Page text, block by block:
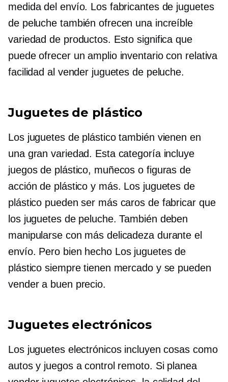
medida del envío. Los fabricantes de juguetes
de peluche también ofrecen una increíble
variedad de productos. Esto significa que
puede ofrecer un amplio inventario con relativa
facilidad al vender juguetes de peluche.
Juguetes de plástico
Los juguetes de plástico también vienen en
una gran variedad. Esta categoría incluye
juegos de plástico, muñecos o figuras de
acción de plástico y más. Los juguetes de
plástico pueden ser más caros de fabricar que
los juguetes de peluche. También deben
manipularse con más delicadeza durante el
envío. Pero bien hechoLos juguetes de
plástico siempre tienen mercado y se pueden
vender a buen precio.
Juguetes electrónicos
Los juguetes electrónicos incluyen cosas como
autos y juegos a control remoto. Si planea